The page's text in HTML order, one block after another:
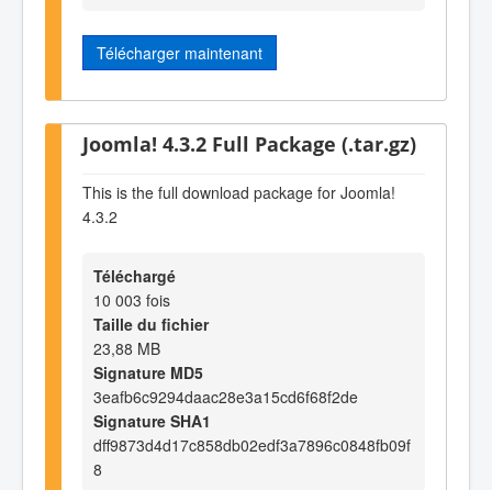
Télécharger maintenant
Joomla! 4.3.2 Full Package (.tar.gz)
This is the full download package for Joomla!
4.3.2
Téléchargé
10 003 fois
Taille du fichier
23,88 MB
Signature MD5
3eafb6c9294daac28e3a15cd6f68f2de
Signature SHA1
dff9873d4d17c858db02edf3a7896c0848fb09f
8